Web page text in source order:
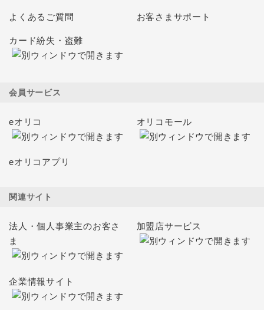
よくあるご質問 お客さまサポート
カード紛失・盗難
会員サービス
eオリコ オリコモール
eオリコアプリ
関連サイト
法人・個人事業主のお客さ
ま
加盟店サービス
企業情報サイト